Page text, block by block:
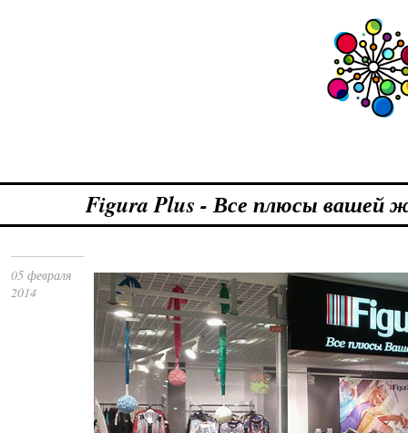
Figura Plus - Все плюсы вашей
05 февраля
2014